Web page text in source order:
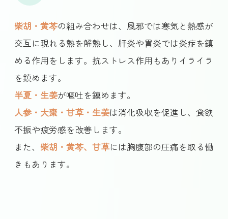
柴胡・黄芩の組み合わせは、風邪では寒気と熱感が
交互に現れる熱を解熱し、肝炎や胃炎では炎症を鎮
める作用をします。抗ストレス作用もありイライラ
を鎮めます。
半夏・生姜が嘔吐を鎮めます。
人参・大棗・甘草・生姜は消化吸収を促進し、食欲
不振や疲労感を改善します。
また、 柴胡・黄芩、甘草には胸腹部の圧痛を取る働
きもあります。